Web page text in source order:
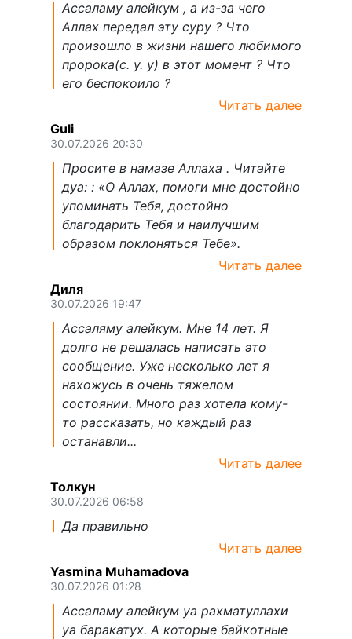
Ассаламу алейкум , а из-за чего
Аллах передал эту суру ? Что
произошло в жизни нашего любимого
пророка(с. у. у) в этот момент ? Что
его беспокоило ?
Читать далее
Guli
30.07.2026 20:30
Просите в намазе Аллаха . Читайте
дуа: : «О Аллах, помоги мне достойно
упоминать Тебя, достойно
благодарить Тебя и наилучшим
образом поклоняться Тебе».
Читать далее
Диля
30.07.2026 19:47
Ассаляму алейкум. Мне 14 лет. Я
долго не решалась написать это
сообщение. Уже несколько лет я
нахожусь в очень тяжелом
состоянии. Много раз хотела кому-
то рассказать, но каждый раз
останавли...
Читать далее
Толкун
30.07.2026 06:58
Да правильно
Читать далее
Yasmina Muhamadova
30.07.2026 01:28
Ассаламу алейкум уа рахматуллахи
уа баракатух. А которые байкотные